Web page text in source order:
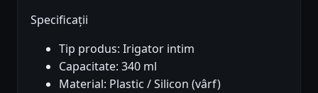
Specificații
Tip produs: Irigator intim
Capacitate: 340 ml
Material: Plastic / Silicon (vârf)